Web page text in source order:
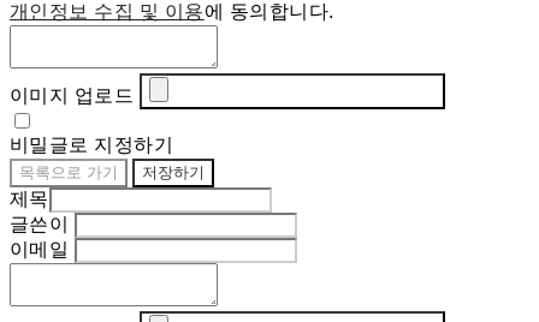
개인정보 수집 및 이용에 동의합니다.
이미지 업로드
비밀글로 지정하기
목록으로 가기 저장하기
제목
글쓴이
이메일